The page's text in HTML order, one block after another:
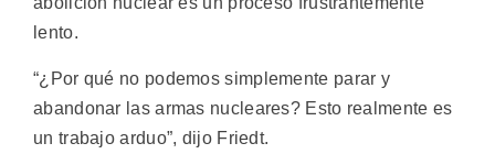
lento.
“¿Por qué no podemos simplemente parar y
abandonar las armas nucleares? Esto realmente es
un trabajo arduo”, dijo Friedt.